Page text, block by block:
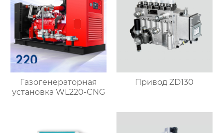
Газогенераторная
установка WL220-CNG
Привод ZD130